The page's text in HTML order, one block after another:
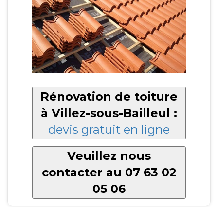
Rénovation de toiture
à Villez-sous-Bailleul :
devis gratuit en ligne
Veuillez nous
contacter au 07 63 02
05 06